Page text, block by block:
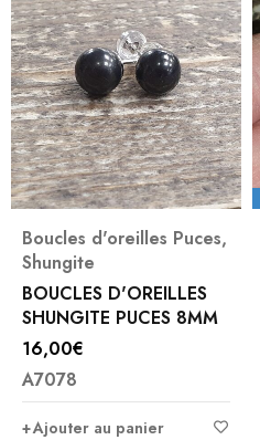
Boucles d'oreilles Puces,
Shungite
BOUCLES D'OREILLES
SHUNGITE PUCES 8MM
16,00€
A7078
Ajouter au panier